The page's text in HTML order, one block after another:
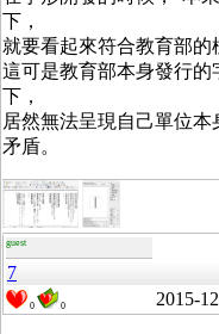
下，
就要看起來符合教育部的
這可是教育部本身發行
下，
居然無法呈現自己單位
矛盾。
guest
7
0 0 2015-